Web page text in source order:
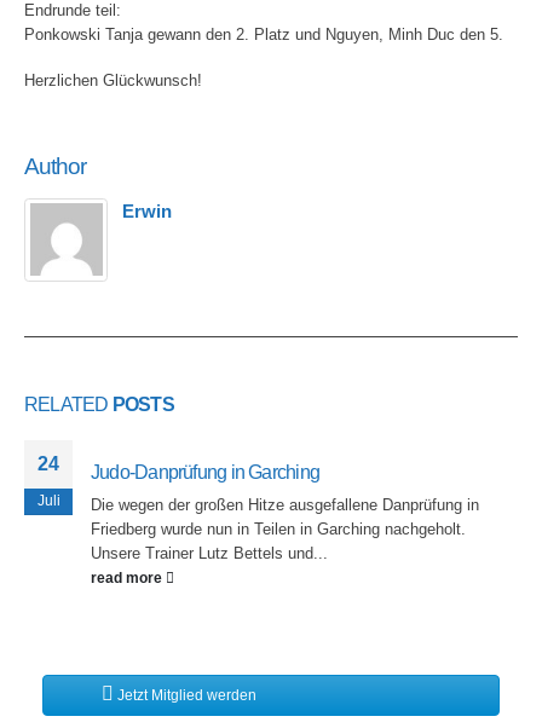
Endrunde teil:
Ponkowski Tanja gewann den 2. Platz und Nguyen, Minh Duc den 5.
Herzlichen Glückwunsch!
Author
Erwin
RELATED POSTS
24
Juli
Judo-Danprüfung in Garching
Die wegen der großen Hitze ausgefallene Danprüfung in
Friedberg wurde nun in Teilen in Garching nachgeholt.
Unsere Trainer Lutz Bettels und...
read more
Jetzt Mitglied werden